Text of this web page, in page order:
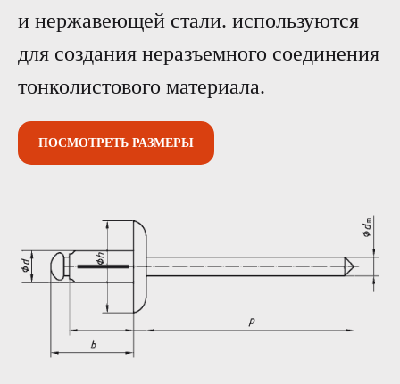
и нержавеющей стали. используются
для создания неразъемного соединения
тонколистового материала.
ПОСМОТРЕТЬ РАЗМЕРЫ